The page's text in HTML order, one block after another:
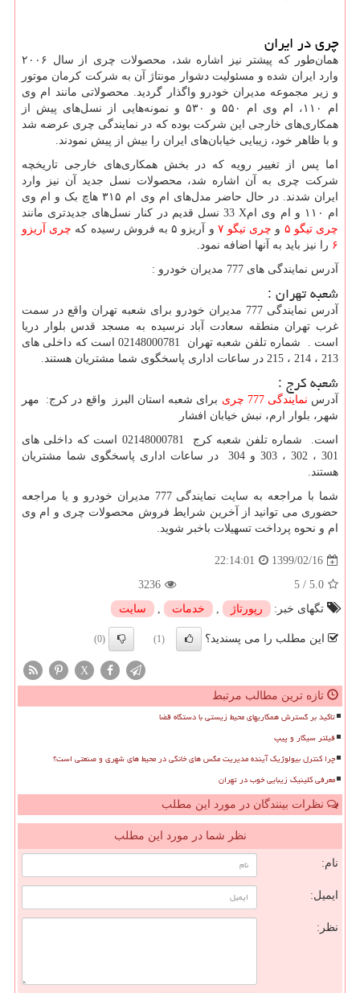
چری در ایران
همان‌طور که پیشتر نیز اشاره شد، محصولات چری از سال ۲۰۰۶
وارد ایران شده و مسئولیت دشوار مونتاژ آن به شرکت کرمان موتور
و زیر مجموعه مدیران خودرو واگذار گردید. محصولاتی مانند ام وی
ام ۱۱۰، ام وی ام ۵۵۰ و ۵۳۰ و نمونه‌هایی از نسل‌های پیش از
همکاری‌های خارجی این شرکت بوده که در نمایندگی چری عرضه شد
و با ظاهر خود، زیبایی خیابان‌های ایران را بیش از پیش نمودند.
اما پس از تغییر رویه که در بخش همکاری‌های خارجی تاریخچه
شرکت چری به آن اشاره شد، محصولات نسل جدید آن نیز وارد
ایران شدند. در حال حاضر مدل‌های ام وی ام ۳۱۵ هاچ بک و ام وی
ام ۱۱۰ و ام وی ام
X 33 نسل قدیم در کنار نسل‌های جدیدتری مانند
چری تیگو ۵
و چری تیگو ۷ و آریزو ۵ به فروش رسیده که
چری آریزو
۶ را نیز باید به آنها اضافه نمود.
آدرس نمایندگی های 777 مدیران خودرو :
شعبه تهران :
آدرس نمایندگی 777 مدیران خودرو برای شعبه تهران واقع در سمت
غرب تهران منطقه سعادت آباد نرسیده به مسجد قدس بلوار دریا
است . شماره تلفن شعبه تهران 02148000781 است که داخلی های
213 ، 214 ، 215 در ساعات اداری پاسخگوی شما مشتریان هستند.
شعبه کرج :
آدرس نمایندگی 777 چری
برای شعبه استان البرز واقع در کرج: مهر
شهر، بلوار ارم، نبش خیابان افشار
است. شماره تلفن شعبه کرج 02148000781 است که داخلی های
301 ، 302 ، 303 و 304 در ساعات اداری پاسخگوی شما مشتریان
هستند.
شما با مراجعه به سایت نمایندگی 777 مدیران خودرو و یا مراجعه
حضوری می توانید از آخرین شرایط فروش محصولات چری و ام وی
ام و نحوه پرداخت تسهیلات باخبر شوید.
1399/02/16
22:14:01
5.0
/
5
3236
تگهای خبر:
رپورتاژ , خدمات , سایت
این مطلب را می پسندید؟ (1)
(0)
X
تازه ترین مطالب مرتبط
تاکید بر گسترش همکاریهای محیط زیستی با دستگاه قضا
فیلتر سیگار و پیپ
چرا کنترل بیولوژیک آینده مدیریت مگس های خانگی در محیط های شهری و صنعتی است؟
معرفی کلینیک زیبایی خوب در تهران
نظرات بینندگان در مورد این مطلب
نظر شما در مورد این مطلب
نام:
ایمیل:
نظر: